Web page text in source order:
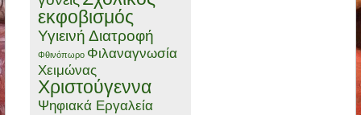
εκφοβισμός
Υγιεινή Διατροφή
Φθινόπωρο Φιλαναγνωσία
Χειμώνας
Χριστούγεννα
Ψηφιακά Εργαλεία